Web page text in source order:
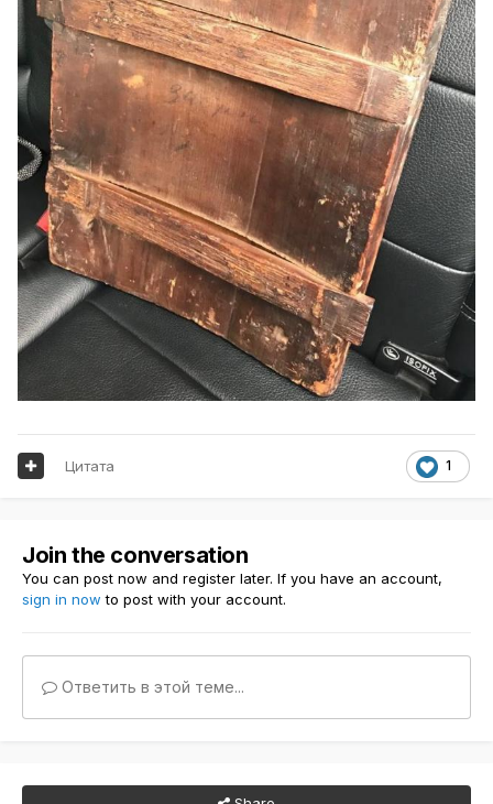
1
Цитата
Join the conversation
You can post now and register later. If you have an account,
sign in now to post with your account.
Ответить в этой теме...